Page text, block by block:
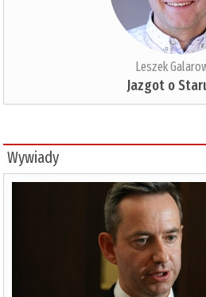
Leszek
Jazgot o
Wywiady